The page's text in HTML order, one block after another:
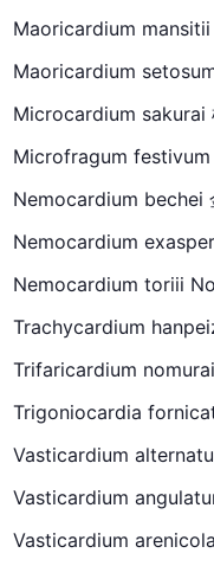
Maoricardium
Maoricardium
Microcardium sakurai
Microfragum
Nemocardium bechei
Nemocardium
Nemocardium toriii
Trachycardium
Trifaricardium
Trigoniocardia
Vasticardium
Vasticardium
Vasticardium